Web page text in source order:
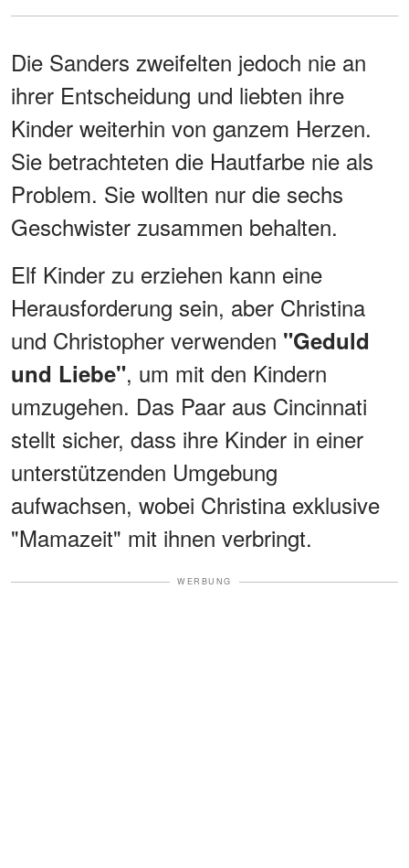
Die Sanders zweifelten jedoch nie an
ihrer Entscheidung und liebten ihre
Kinder weiterhin von ganzem Herzen.
Sie betrachteten die Hautfarbe nie als
Problem. Sie wollten nur die sechs
Geschwister zusammen behalten.
Elf Kinder zu erziehen kann eine
Herausforderung sein, aber Christina
und Christopher verwenden "Geduld
und Liebe", um mit den Kindern
umzugehen. Das Paar aus Cincinnati
stellt sicher, dass ihre Kinder in einer
unterstützenden Umgebung
aufwachsen, wobei Christina exklusive
"Mamazeit" mit ihnen verbringt.
WERBUNG